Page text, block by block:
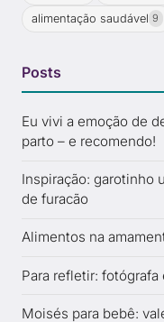
alimentação saudável 9
Posts
Eu vivi a emoção de
parto – e recomendo!
Inspiração: garotinho
de furacão
Alimentos na
Para refletir:
Moisés para bebê: